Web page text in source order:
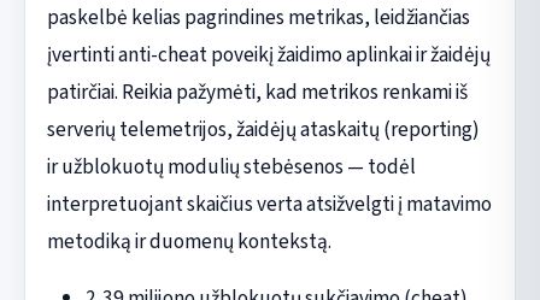
paskelbė kelias pagrindines metrikas, leidžiančias
įvertinti anti-cheat poveikį žaidimo aplinkai ir žaidėjų
patirčiai. Reikia pažymėti, kad metrikos renkami iš
serverių telemetrijos, žaidėjų ataskaitų (reporting)
ir užblokuotų modulių stebėsenos — todėl
interpretuojant skaičius verta atsižvelgti į matavimo
metodiką ir duomenų kontekstą.